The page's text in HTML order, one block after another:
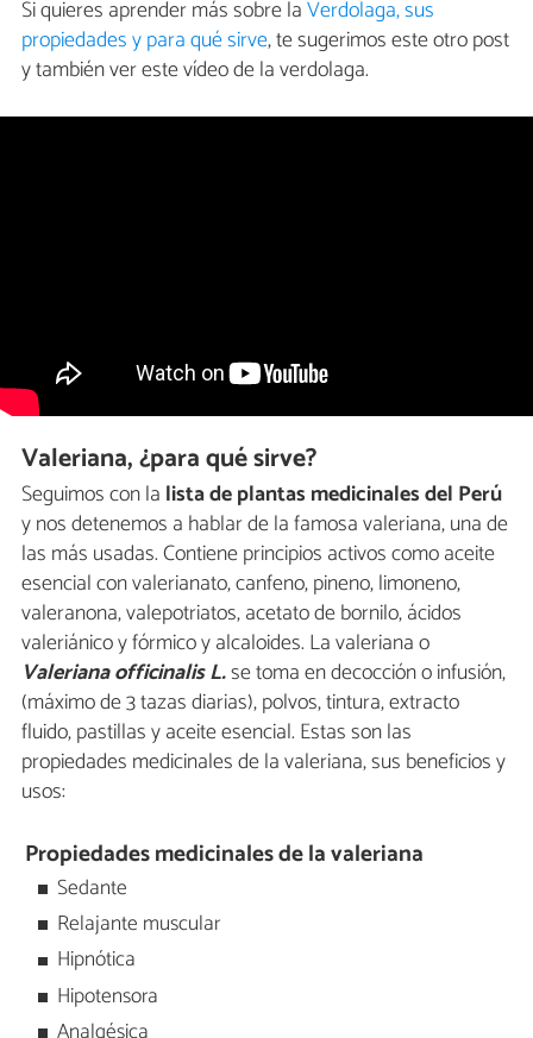
Si quieres aprender más sobre laVerdolaga, sus
propiedades y para qué sirve, te sugerimos este otro post
y también ver este vídeo de la verdolaga.
Valeriana, ¿para qué sirve?
Seguimos con la lista de plantas medicinales del Perú
y nos detenemos a hablar de la famosa valeriana, una de
las más usadas. Contiene principios activos como aceite
esencial con valerianato, canfeno, pineno, limoneno,
valeranona, valepotriatos, acetato de bornilo, ácidos
valeriánico y fórmico y alcaloides. La valeriana o
Valeriana officinalis L.se toma en decocción o infusión,
(máximo de 3 tazas diarias), polvos, tintura, extracto
fluido, pastillas y aceite esencial. Estas son las
propiedades medicinales de la valeriana, sus beneficios y
usos:
Propiedades medicinales de la valeriana
Sedante
Relajante muscular
Hipnótica
Hipotensora